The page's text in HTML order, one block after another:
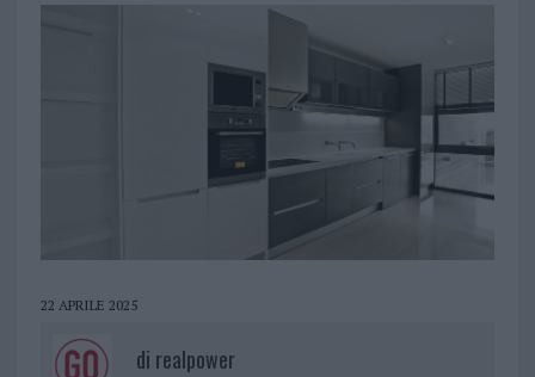
22 APRILE 2025
di realpower